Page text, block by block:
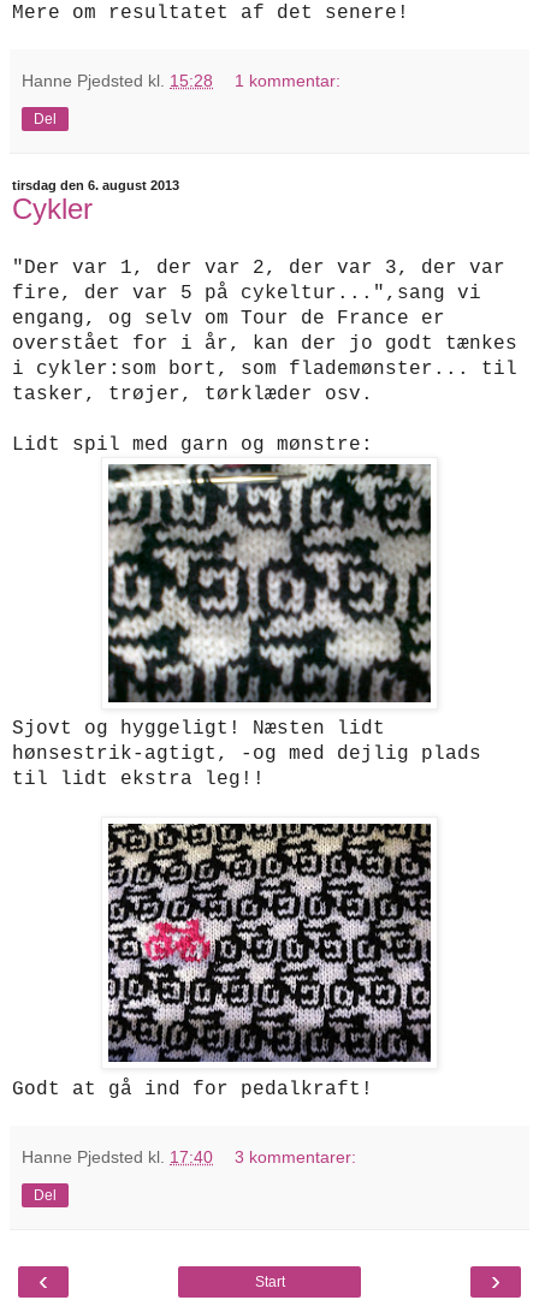
Mere om resultatet af det senere!
Hanne Pjedsted kl. 15:28 1 kommentar:
Del
tirsdag den 6. august 2013
Cykler
"Der var 1, der var 2, der var 3, der var
fire, der var 5 på cykeltur...",sang vi
engang, og selv om Tour de France er
overstået for i år, kan der jo godt tænkes
i cykler:som bort, som flademønster... til
tasker, trøjer, tørklæder osv.
Lidt spil med garn og mønstre:
Sjovt og hyggeligt! Næsten lidt
hønsestrik-agtigt,
-og med dejlig plads
til lidt ekstra leg! !
Godt at gå ind for pedalkraft!
Hanne Pjedsted kl. 17:40 3 kommentarer:
Del
‹ ›
Start